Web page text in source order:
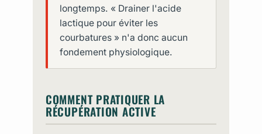
longtemps. « Drainer l'acide
lactique pour éviter les
courbatures » n'a donc aucun
fondement physiologique.
COMMENT PRATIQUER LA
RÉCUPÉRATION ACTIVE